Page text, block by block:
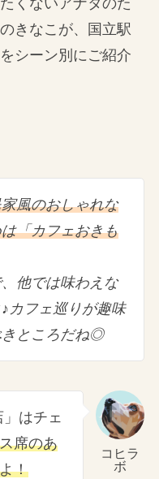
きなこが、国立駅
シーン別にご紹介
風のおしゃれな
「カフェおきも
他では味わえな
カフェ巡りが趣味
きところだね◎
コヒラ
ボ
」はチェ
席のあ
！